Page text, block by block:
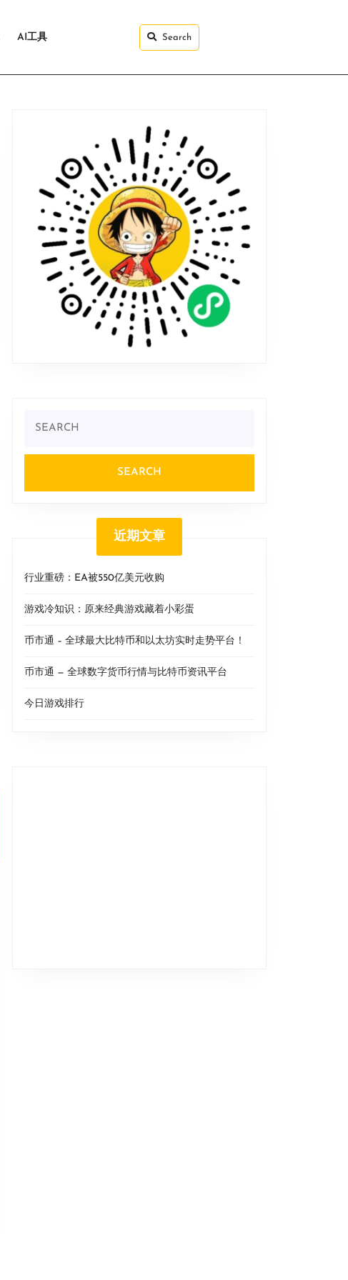
AI工具 Search
for:
近期文章
行业重磅：EA被550亿美元收购
游戏冷知识：原来经典游戏藏着小彩蛋
币市通 – 全球最大比特币和以太坊实时走势平台！
币市通 — 全球数字货币行情与比特币资讯平台
今日游戏排行